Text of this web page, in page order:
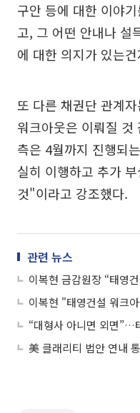
구안 등에 대한 이야
고, 그 어떤 안내나 설
에 대한 의지가 있는
또 다른 채권단 관계
워크아웃은 이뤄질
측은 4월까지 진행되
실히 이행하고 추가
것"이라고 강조했다.
관련 뉴스
이복현 "태영건설 워크